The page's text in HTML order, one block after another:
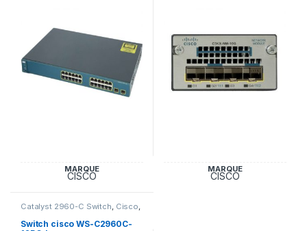
MARQUE
CISCO
MARQUE
CISCO
Catalyst 2960-C Switch, Cisco,
Switch cisco WS-C2960C-